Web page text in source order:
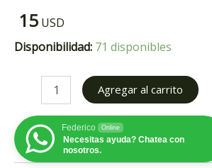
15 USD
Disponibilidad: 71 disponibles
Agregar al carrito
Federico Online
Necesitas ayuda? Chatea con
nosotros.